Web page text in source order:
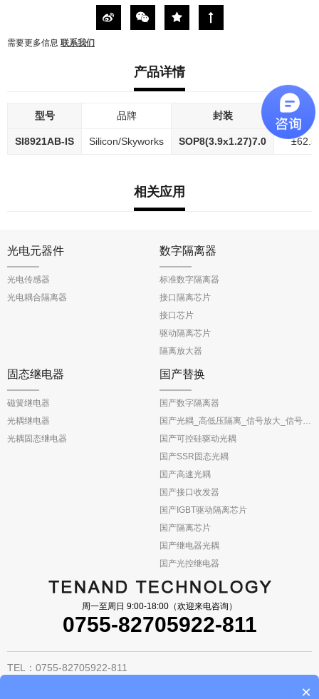
需要更多信息 联系我们
产品详情
型号 品牌 封装 差分输
SI8921AB-IS Silicon/Skyworks SOP8(3.9x1.27)7.0
相关应用
光电元器件
光电传感器
光电耦合隔离器
数字隔离器
标准数字隔离器
接口隔离芯片
接口芯片
驱动隔离芯片
隔离放大器
固态继电器
磁簧继电器
光耦继电器
光耦固态继电器
国产替换
国产数字隔离器
国产光耦_高低压隔离_信号放大_信号反馈
国产可控硅驱动光耦
国产SSR固态光耦
国产高速光耦
国产接口收发器
国产IGBT驱动隔离芯片
国产隔离芯片
国产继电器光耦
国产光控继电器
周一至周日 9:00-18:00（欢迎来电咨询）
0755-82705922-811
TEL：0755-82705922-811
×